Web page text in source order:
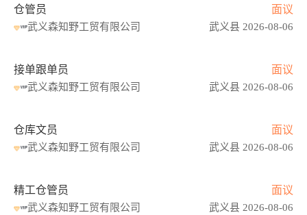
仓管员 面议
武义森知野工贸有限公司 武义县 2026-08-06
接单跟单员 面议
武义森知野工贸有限公司 武义县 2026-08-06
仓库文员 面议
武义森知野工贸有限公司 武义县 2026-08-06
精工仓管员 面议
武义森知野工贸有限公司 武义县 2026-08-06